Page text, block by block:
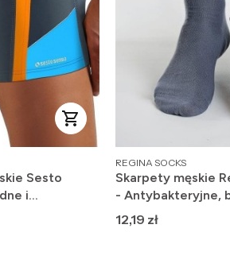
Sesto
i
PRODUCENT
REGINA SOCKS
Skarpety męskie
- Antybakteryjne,
Cena
12,19 zł